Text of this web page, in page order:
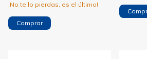
¡No te lo pierdas, es el último!